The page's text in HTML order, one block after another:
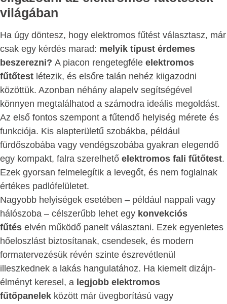
világában
Ha úgy döntesz, hogy elektromos fűtést választasz, már
csak egy kérdés marad: melyik típust érdemes
beszerezni? A piacon rengetegféle elektromos
fűtőtest létezik, és elsőre talán nehéz kiigazodni
közöttük. Azonban néhány alapelv segítségével
könnyen megtalálhatod a számodra ideális megoldást.
Az első fontos szempont a fűtendő helyiség mérete és
funkciója. Kis alapterületű szobákba, például
fürdőszobába vagy vendégszobába gyakran elegendő
egy kompakt, falra szerelhető elektromos fali fűtőtest.
Ezek gyorsan felmelegítik a levegőt, és nem foglalnak
értékes padlófelületet.
Nagyobb helyiségek esetében – például nappali vagy
hálószoba – célszerűbb lehet egy konvekciós
fűtés elvén működő panelt választani. Ezek egyenletes
hőeloszlást biztosítanak, csendesek, és modern
formatervezésük révén szinte észrevétlenül
illeszkednek a lakás hangulatához. Ha kiemelt dizájn-
élményt keresel, a legjobb elektromos
fűtőpanelek között már üvegborítású vagy